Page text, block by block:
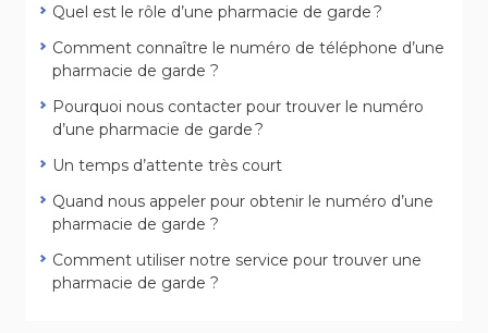
Quel est le rôle d’une pharmacie de garde ?
Comment connaître le numéro de téléphone d’une
pharmacie de garde ?
Pourquoi nous contacter pour trouver le numéro
d’une pharmacie de garde ?
Un temps d’attente très court
Quand nous appeler pour obtenir le numéro d’une
pharmacie de garde ?
Comment utiliser notre service pour trouver une
pharmacie de garde ?